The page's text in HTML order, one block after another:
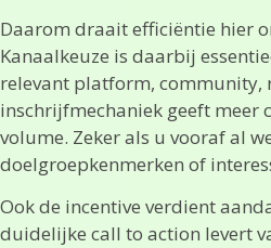
Daarom draait efficiëntie hier
Kanaalkeuze is daarbij
relevant platform,
inschrijfmechaniek geeft meer
volume. Zeker als u vooraf al
doelgroepkenmerken of
Ook de incentive verdient
duidelijke call to action levert